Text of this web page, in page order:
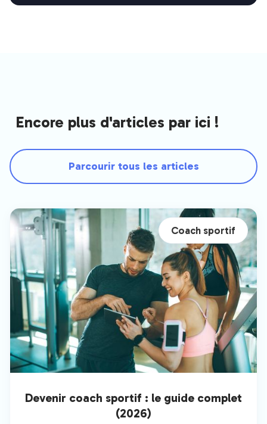
Encore plus d'articles par ici !
Parcourir tous les articles
Coach sportif
Devenir coach sportif : le guide complet
(2026)